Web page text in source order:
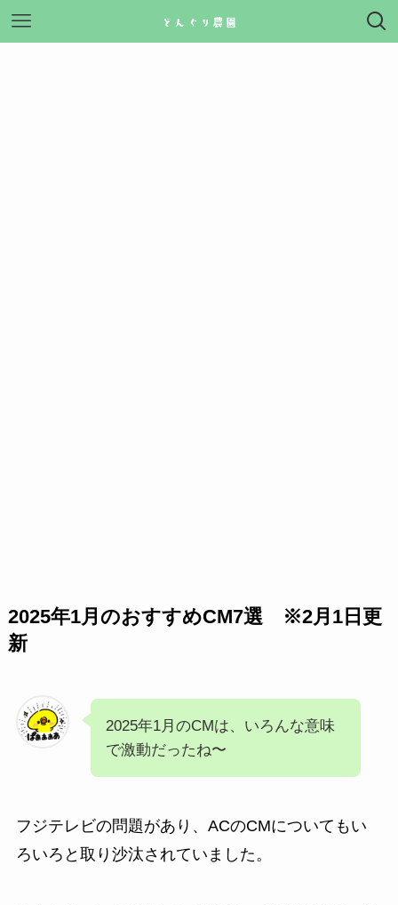
2025年1月のおすすめCM7選 ※2月1日更
新
2025年1月のCMは、いろんな意味
で激動だったね〜
フジテレビの問題があり、ACのCMについてもい
ろいろと取り沙汰されていました。